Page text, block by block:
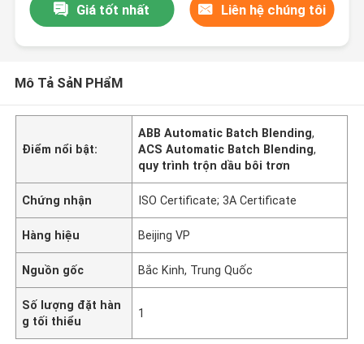
Giá tốt nhất Liên hệ chúng tôi
Mô Tả SảN PHẩM
Điểm nổi bật:
ABB Automatic Batch Blending,
ACS Automatic Batch Blending,
quy trình trộn dầu bôi trơn
Chứng nhận ISO Certificate; 3A Certificate
Hàng hiệu Beijing VP
Nguồn gốc Bắc Kinh, Trung Quốc
Số lượng đặt hàn
g tối thiểu
1